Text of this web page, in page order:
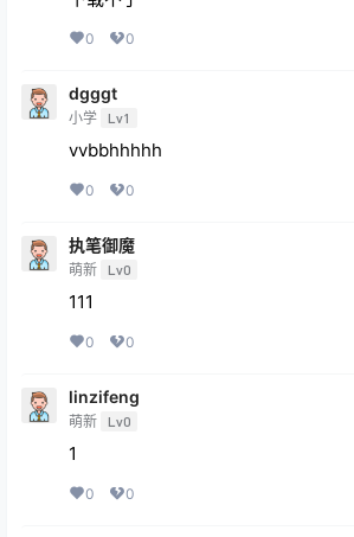
0 0
dgggt
小学 Lv1
vvbbhhhhh
0 0
执笔御魔
萌新 Lv0
111
0 0
linzifeng
萌新 Lv0
1
0 0